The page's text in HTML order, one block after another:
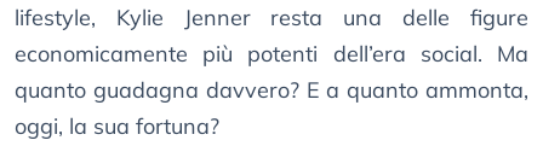
lifestyle, Kylie Jenner resta una delle figure
economicamente più potenti dell’era social. Ma
quanto guadagna davvero? E a quanto ammonta,
oggi, la sua fortuna?